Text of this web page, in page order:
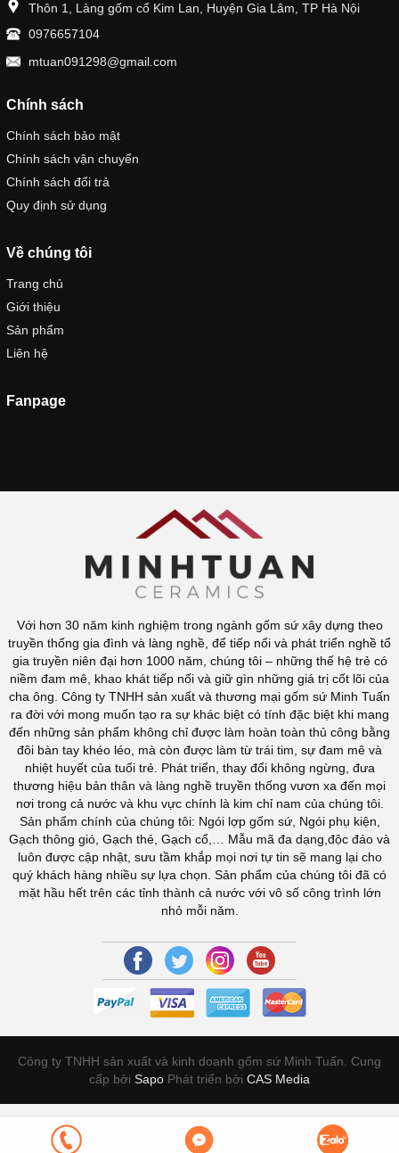
Thôn 1, Làng gốm cổ Kim Lan, Huyện Gia Lâm, TP Hà Nội
0976657104
mtuan091298@gmail.com
Chính sách
Chính sách bảo mật
Chính sách vận chuyển
Chính sách đổi trả
Quy định sử dụng
Về chúng tôi
Trang chủ
Giới thiệu
Sản phẩm
Liên hệ
Fanpage
Với hơn 30 năm kinh nghiệm trong ngành gốm sứ xây dựng theo
truyền thống gia đình và làng nghề, để tiếp nối và phát triển nghề tổ
gia truyền niên đại hơn 1000 năm, chúng tôi – những thế hệ trẻ có
niềm đam mê, khao khát tiếp nối và giữ gìn những giá trị cốt lõi của
cha ông. Công ty TNHH sản xuất và thương mại gốm sứ Minh Tuấn
ra đời với mong muốn tạo ra sự khác biệt có tính đặc biệt khi mang
đến những sản phẩm không chỉ được làm hoàn toàn thủ công bằng
đôi bàn tay khéo léo, mà còn được làm từ trái tim, sự đam mê và
nhiệt huyết của tuổi trẻ. Phát triển, thay đổi không ngừng, đưa
thương hiệu bản thân và làng nghề truyền thống vươn xa đến mọi
nơi trong cả nước và khu vực chính là kim chỉ nam của chúng tôi.
Sản phẩm chính của chúng tôi: Ngói lợp gốm sứ, Ngói phụ kiện,
Gạch thông gió, Gạch thẻ, Gạch cổ,… Mẫu mã đa dạng,độc đáo và
luôn được cập nhật, sưu tầm khắp mọi nơi tự tin sẽ mang lại cho
quý khách hàng nhiều sự lựa chọn. Sản phẩm của chúng tôi đã có
mặt hầu hết trên các tỉnh thành cả nước với vô số công trình lớn
nhỏ mỗi năm.
Công ty TNHH sản xuất và kinh doanh gốm sứ Minh Tuấn. Cung
cấp bởi Sapo Phát triển bởi CAS Media